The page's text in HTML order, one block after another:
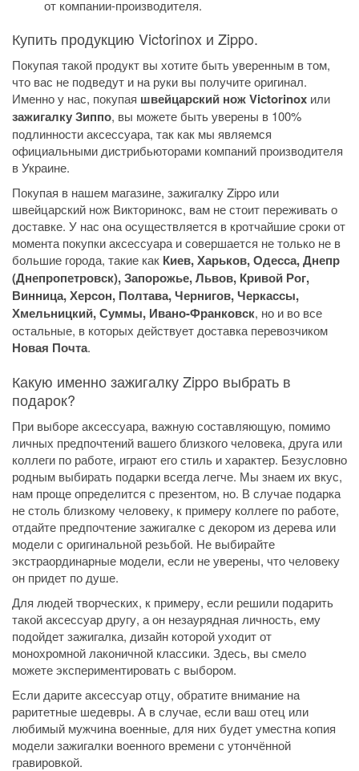
от компании-производителя.
Купить продукцию Victorinox и Zippo.
Покупая такой продукт вы хотите быть уверенным в том,
что вас не подведут и на руки вы получите оригинал.
Именно у нас, покупая швейцарский нож Victorinox или
зажигалку Зиппо, вы можете быть уверены в 100%
подлинности аксессуара, так как мы являемся
официальными дистрибьюторами компаний производителя
в Украине.
Покупая в нашем магазине, зажигалку Zippo или
швейцарский нож Викторинокс, вам не стоит переживать о
доставке. У нас она осуществляется в кротчайшие сроки от
момента покупки аксессуара и совершается не только не в
большие города, такие как Киев, Харьков, Одесса, Днепр
(Днепропетровск), Запорожье, Львов, Кривой Рог,
Винница, Херсон, Полтава, Чернигов, Черкассы,
Хмельницкий, Суммы, Ивано-Франковск, но и во все
остальные, в которых действует доставка перевозчиком
Новая Почта.
Какую именно зажигалку Zippo выбрать в
подарок?
При выборе аксессуара, важную составляющую, помимо
личных предпочтений вашего близкого человека, друга или
коллеги по работе, играют его стиль и характер. Безусловно
родным выбирать подарки всегда легче. Мы знаем их вкус,
нам проще определится с презентом, но. В случае подарка
не столь близкому человеку, к примеру коллеге по работе,
отдайте предпочтение зажигалке с декором из дерева или
модели с оригинальной резьбой. Не выбирайте
экстраординарные модели, если не уверены, что человеку
он придет по душе.
Для людей творческих, к примеру, если решили подарить
такой аксессуар другу, а он незаурядная личность, ему
подойдет зажигалка, дизайн которой уходит от
монохромной лаконичной классики. Здесь, вы смело
можете экспериментировать с выбором.
Если дарите аксессуар отцу, обратите внимание на
раритетные шедевры. А в случае, если ваш отец или
любимый мужчина военные, для них будет уместна копия
модели зажигалки военного времени с утончённой
гравировкой.